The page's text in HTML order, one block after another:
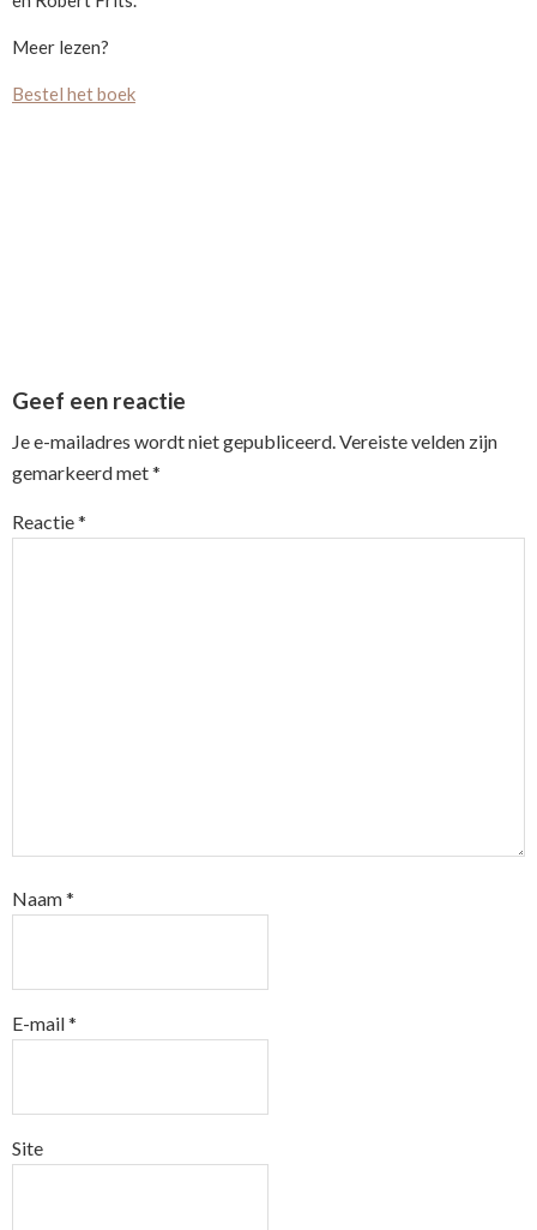
Meer lezen?
Bestel het boek
Interactions
Geef een reactie
Je e-mailadres wordt niet gepubliceerd.Vereiste velden zijn
gemarkeerd met*
Reactie*
Naam*
E-mail*
Site